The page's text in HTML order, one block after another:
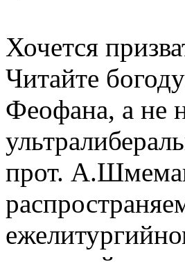
Хочется
Читайте
Феофана, а не
прот.